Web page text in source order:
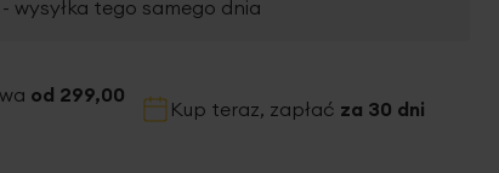
wysyłka tego samego dnia
od 299,00
Kup teraz, zapłać za 30 dni